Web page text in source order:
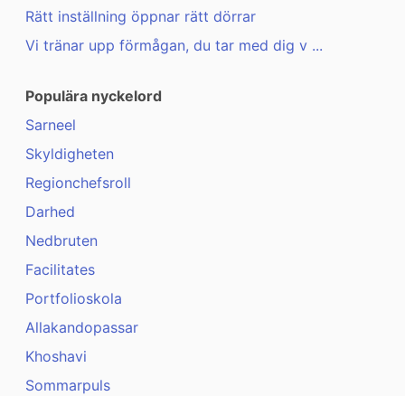
Rätt inställning öppnar rätt dörrar
Vi tränar upp förmågan, du tar med dig v ...
Populära nyckelord
Sarneel
Skyldigheten
Regionchefsroll
Darhed
Nedbruten
Facilitates
Portfolioskola
Allakandopassar
Khoshavi
Sommarpuls